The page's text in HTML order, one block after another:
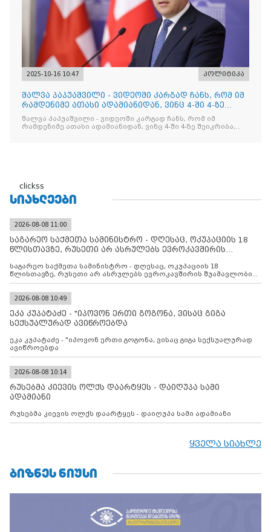
2025-10-16 10:47 პოლიტიკა
შალვა პაპუაშვილი - ვიდეოში კარგად ჩანს, რომ იმ
რამდენიმე ათასი ადამიანიდან, ვინც 4-ში 4-ზე
შეიკრიბა,
შალვა პაპუაშვილი - ვიდეოში კარგად ჩანს, რომ იმ
რამდენიმე ათასი ადამიანიდან, ვინც 4-ში 4-ზე შეიკრიბა,
clickss
ᲡᲘᲐᲮᲚᲔᲔᲑᲘ
2026-08-08 11:00
საგარეო საქმეთა სამინისტრო - დღესაც, ოკუპაციის 18
წლისთავზე, რუსეთი არ ასრულებს ევროკავშირის
საგარეო საქმეთა სამინისტრო - დღესაც, ოკუპაციის 18
წლისთავზე, რუსეთი არ ასრულებს ევროკავშირის შუამავლობით
დადებულ 2008 წლის 12 აგვისტოს ცეცხლის შეწყვეტის
კონტროლს ოკუპირებულ რეგიონებში, აგრძელებს მათი
მილიტარიზაციის პროცესს და აქტიურად დგამს ნაბიჯებს მათი
ფაქტობრივი ანექსიისკენ
2026-08-08 10:49
ეკა კუპატაძე - "იპოვონ ერთი გოგონა, ვისაც გიგა
სექსუალურად ავიწროებდა
ეკა კუპატაძე - "იპოვონ ერთი გოგონა, ვისაც გიგა სექსუალურად
ავიწროებდა
2026-08-08 10:14
რუსებმა კიევის ოლქს დაარტყეს - დაიღუპა სამი
ადამიანი
რუსებმა კიევის ოლქს დაარტყეს - დაიღუპა სამი ადამიანი
ყველა სიახლე
ᲑᲘᲖᲜᲔᲡ ᲜᲘᲣᲡᲘ